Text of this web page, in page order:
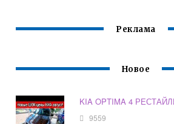
Реклама
Новое
KIA OPTIMA 4
9559